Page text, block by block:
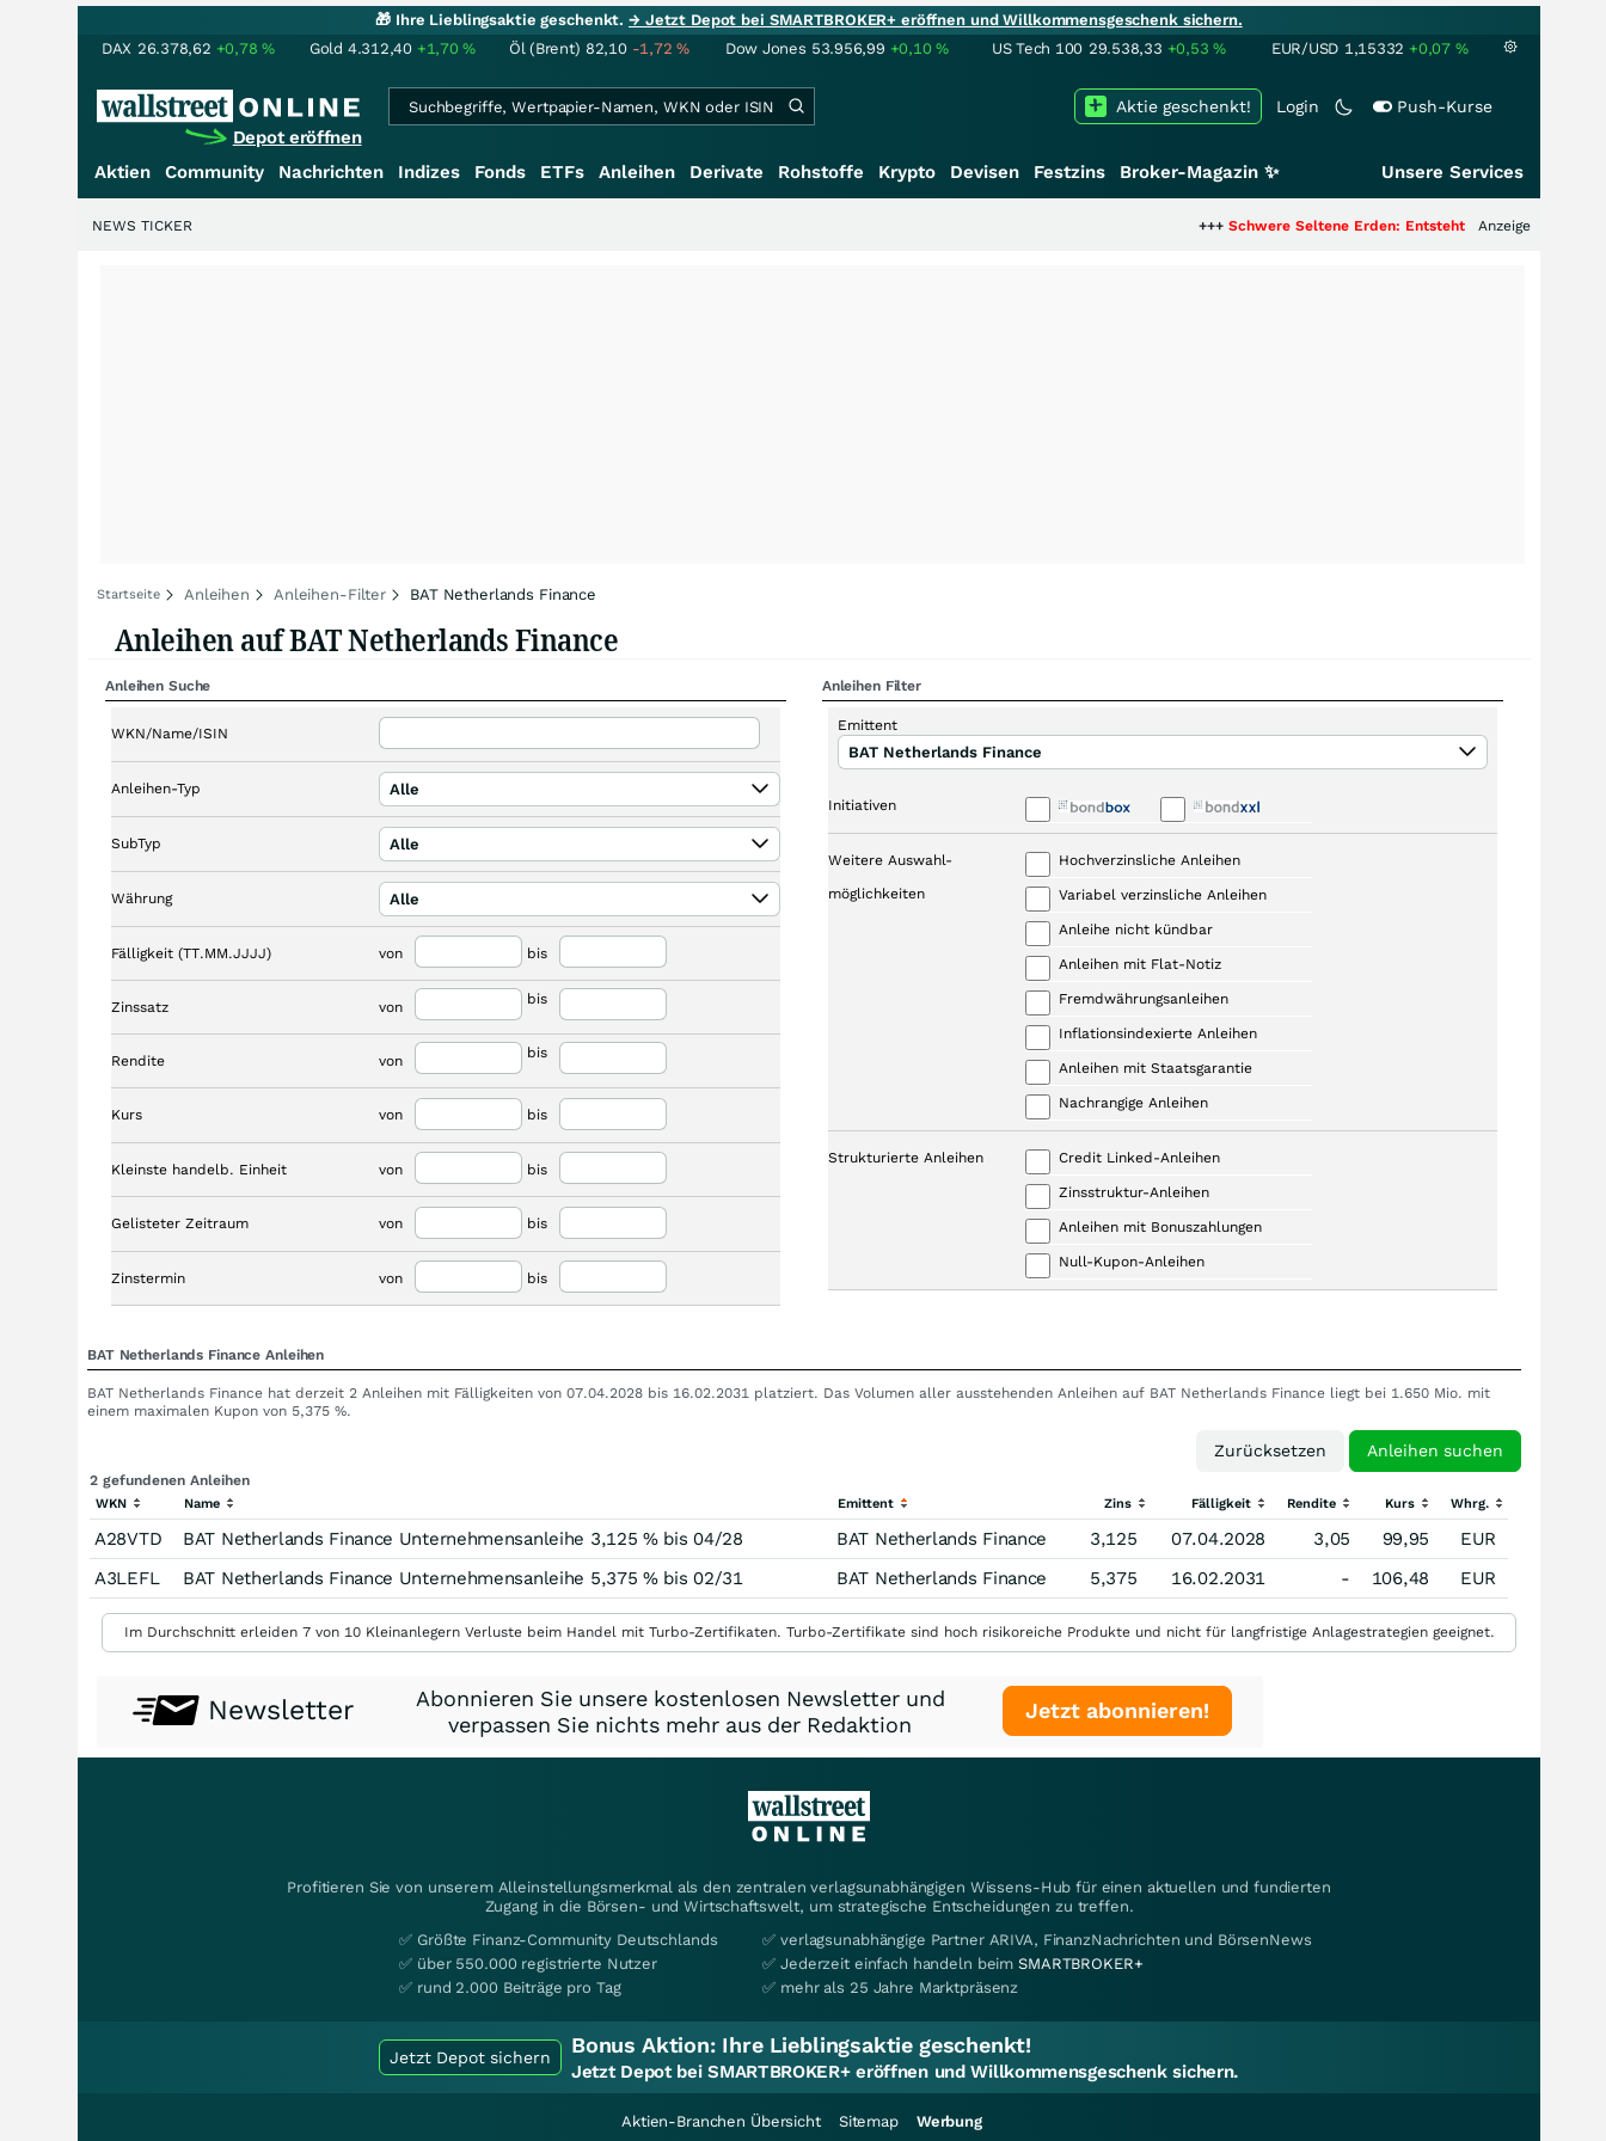
🎁 Ihre Lieblingsaktie geschenkt.→ Jetzt Depot bei SMARTBROKER+ eröffnen und Willkommensgeschenk sichern.
DAX 26.378,62 +0,78% Gold 4.312,40 +1,70% Öl (Brent) 82,10 -1,72% Dow Jones 53.956,99 +0,10% US Tech 100 29.538,33 +0,53% EUR/USD 1,15332 +0,07 %
Depot eröffnen
Login Push-Kurse
Aktie geschenkt!
Aktien Community Nachrichten Indizes Fonds ETFs Anleihen Derivate Rohstoffe Krypto Devisen Festzins Broker-Magazin ✨ Unsere Services
Schwere Seltene Erden: Entsteht hier die nächste
Anzeige
NEWS TICKER
Startseite Anleihen Anleihen-Filter BAT Netherlands Finance
Anleihen auf BAT Netherlands Finance
Anleihen Suche
WKN/Name/ISIN
Anleihen-Typ Alle
SubTyp Alle
Währung Alle
Fälligkeit (TT.MM.JJJJ) von bis
Zinssatz von bis
Rendite von bis
Kurs von bis
Kleinste handelb. Einheit von bis
Gelisteter Zeitraum von bis
Zinstermin von bis
Anleihen Filter
Emittent
BAT Netherlands Finance
Initiativen
Weitere Auswahl-
möglichkeiten
Hochverzinsliche Anleihen
Variabel verzinsliche Anleihen
Anleihe nicht kündbar
Anleihen mit Flat-Notiz
Fremdwährungsanleihen
Inflationsindexierte Anleihen
Anleihen mit Staatsgarantie
Nachrangige Anleihen
Strukturierte Anleihen Credit Linked-Anleihen
Zinsstruktur-Anleihen
Anleihen mit Bonuszahlungen
Null-Kupon-Anleihen
BAT Netherlands Finance Anleihen
BAT Netherlands Finance hat derzeit 2 Anleihen mit Fälligkeiten von 07.04.2028 bis 16.02.2031 platziert. Das Volumen aller ausstehenden Anleihen auf BAT Netherlands Finance liegt bei 1.650 Mio. mit
einem maximalen Kupon von 5,375 %.
2 gefundenen Anleihen
WKN Name Emittent Zins Fälligkeit Rendite Kurs Whrg.
A28VTD BAT Netherlands Finance Unternehmensanleihe 3,125 % bis 04/28 BAT Netherlands Finance 3,125 07.04.2028 3,05 99,95
EUR
A3LEFL
BAT Netherlands Finance Unternehmensanleihe 5,375 % bis 02/31 BAT Netherlands Finance 5,375 16.02.2031 - 106,48 EUR
Im Durchschnitt erleiden 7 von 10 Kleinanlegern Verluste beim Handel mit Turbo-Zertifikaten. Turbo-Zertifikate sind hoch risikoreiche Produkte und nicht für langfristige Anlagestrategien geeignet.
Newsletter
Abonnieren Sie unsere kostenlosen Newsletter und
verpassen Sie nichts mehr aus der Redaktion
Jetzt abonnieren!
Profitieren Sie von unserem Alleinstellungsmerkmal als den zentralen verlagsunabhängigen Wissens-Hub für einen aktuellen und fundierten
Zugang in die Börsen- und Wirtschaftswelt, um strategische Entscheidungen zu treffen.
✅ Größte Finanz-Community Deutschlands
✅ über 550.000 registrierte Nutzer
✅ rund 2.000 Beiträge pro Tag
✅ verlagsunabhängige Partner ARIVA, FinanzNachrichten und BörsenNews
✅ Jederzeit einfach handeln beimSMARTBROKER+
✅ mehr als 25 Jahre Marktpräsenz
Jetzt Depot sichern Bonus Aktion: Ihre Lieblingsaktie geschenkt!
Jetzt Depot bei SMARTBROKER+ eröffnen und Willkommensgeschenk sichern.
Aktien-Branchen Übersicht Sitemap Werbung